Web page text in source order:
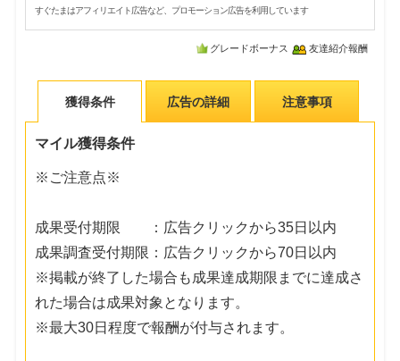
すぐたまはアフィリエイト広告など、プロモーション広告を利用しています
グレードボーナス 友達紹介報酬
獲得条件 広告の詳細 注意事項
マイル獲得条件
※ご注意点※
成果受付期限 ：広告クリックから35日以内
成果調査受付期限：広告クリックから70日以内
※掲載が終了した場合も成果達成期限までに達成さ
れた場合は成果対象となります。
※最大30日程度で報酬が付与されます。